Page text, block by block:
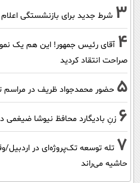
3 شرط جدید برای بازنشستگی
4 آقای رئیس جمهور! این هم یک
صراحت انتقاد کردید
5 حضور محمدجواد ظریف در مراسم
6 زنِ بادیگارد محافظ نیوشا
7 تله توسعه تک‌پروژه‌ای در اردبیل/
حاشیه می‌راند